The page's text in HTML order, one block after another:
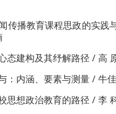
传播教育课程思政的实
态建构及其纾解路径 / 高
：内涵、要素与测量 / 牛
思想政治教育的路径 / 李